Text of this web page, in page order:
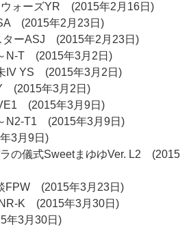
ウォーズYR (2015年2月16日)
(2015年2月23日)
ターASJ (2015年2月23日)
N-T (2015年3月2日)
IV YS (2015年3月2日)
(2015年3月2日)
(2015年3月9日)
N2-T1 (2015年3月9日)
3月9日)
の儀式SweetまゆゆVer. L2 (2015
FPW (2015年3月23日)
K (2015年3月30日)
年3月30日)